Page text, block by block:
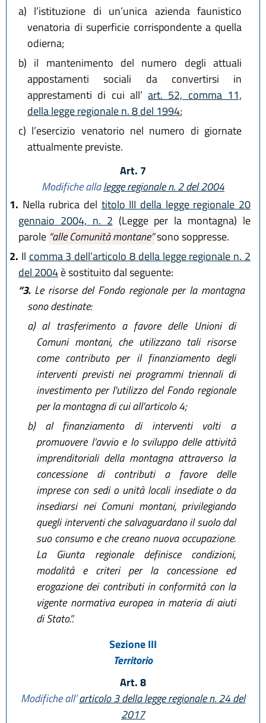
a) l’istituzione di un’unica azienda faunistico
venatoria di superficie corrispondente a quella
odierna;
b) il mantenimento del numero degli attuali
appostamenti sociali da convertirsi in
apprestamenti di cui all’art. 52, comma 11,
della legge regionale n. 8 del 1994;
c) l’esercizio venatorio nel numero di giornate
attualmente previste.
Art. 7
Modifiche allalegge regionale n. 2 del 2004
1. Nella rubrica del titolo III della legge regionale 20
gennaio 2004, n. 2 (Legge per la montagna) le
parole “alle Comunità montane”sono soppresse.
2. Il comma 3 dell’articolo 8 della legge regionale n. 2
del 2004è sostituito dal seguente:
“3.Le risorse del Fondo regionale per la montagna
sono destinate:
a)al trasferimento a favore delle Unioni di
Comuni montani, che utilizzano tali risorse
come contributo per il finanziamento degli
interventi previsti nei programmi triennali di
investimento per l'utilizzo del Fondo regionale
per la montagna di cui all'articolo 4;
b)al finanziamento di interventi volti a
promuovere l’avvio e lo sviluppo delle attività
imprenditoriali della montagna attraverso la
concessione di contributi a favore delle
imprese con sedi o unità locali insediate o da
insediarsi nei Comuni montani, privilegiando
quegli interventi che salvaguardano il suolo dal
suo consumo e che creano nuova occupazione.
La Giunta regionale definisce condizioni,
modalità e criteri per la concessione ed
erogazione dei contributi in conformità con la
vigente normativa europea in materia di aiuti
di Stato.”.
Sezione III
Territorio
Art. 8
Modifiche all’articolo 3 della legge regionale n. 24 del
2017